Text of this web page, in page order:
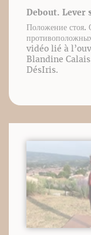
Debout. Lever
Положение стоя.
vidéo lié à
Blandine
DésIris.